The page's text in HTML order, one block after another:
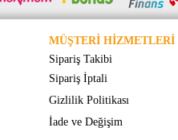
MÜŞTERİ HİZMETLERİ
Sipariş Takibi
Sipariş İptali
Gizlilik Politikası
İade ve Değişim